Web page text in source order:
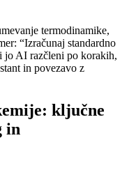
termodinamike,
“Izračunaj standardno
jo AI razčleni po korakih,
in povezavo z
ključne
in